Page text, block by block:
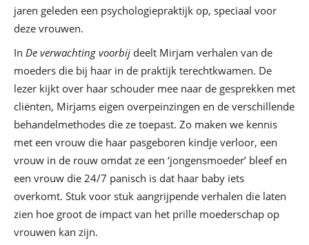
jaren geleden een psychologiepraktijk op, speciaal voor
deze vrouwen.
In De verwachting voorbij deelt Mirjam verhalen van de
moeders die bij haar in de praktijk terechtkwamen. De
lezer kijkt over haar schouder mee naar de gesprekken met
cliënten, Mirjams eigen overpeinzingen en de verschillende
behandelmethodes die ze toepast. Zo maken we kennis
met een vrouw die haar pasgeboren kindje verloor, een
vrouw in de rouw omdat ze een ‘jongensmoeder’ bleef en
een vrouw die 24/7 panisch is dat haar baby iets
overkomt. Stuk voor stuk aangrijpende verhalen die laten
zien hoe groot de impact van het prille moederschap op
vrouwen kan zijn.